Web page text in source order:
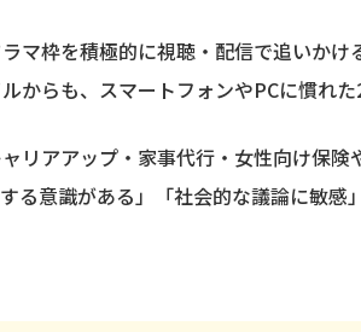
マ枠を積極的に視聴・配信で追いか
からも、スマートフォンやPCに慣れ
リアアップ・家事代行・女性向け保
る意識がある」「社会的な議論に敏